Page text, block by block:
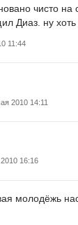
чисто на
Диаз. ну хоть
11:44
2010 14:11
16:16
молодёжь